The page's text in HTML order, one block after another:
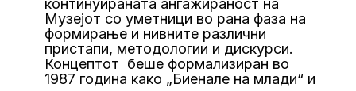
континуираната ангажираност на
Музејот со уметници во рана фаза на
формирање и нивните различни
пристапи, методологии и дискурси.
Концептот беше формализиран во
1987 година како „Биенале на млади“ и